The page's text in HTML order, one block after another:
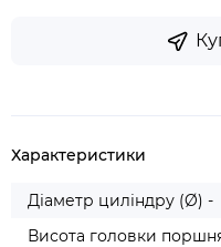
Характеристики
Діаметр циліндру (Ø) -
Висота головки